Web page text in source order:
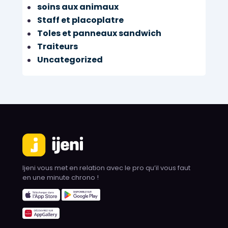
soins aux animaux
Staff et placoplatre
Toles et panneaux sandwich
Traiteurs
Uncategorized
Ijeni vous met en relation avec le pro qu’il vous faut
en une minute chrono !